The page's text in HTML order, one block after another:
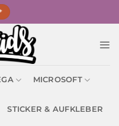
MICROSOFT
STICKER & AUFKLEBER